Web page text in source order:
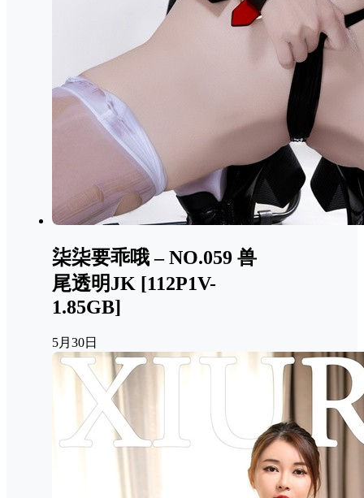
柒柒要乖哦 – NO.059 兽
尾透明JK [112P1V-
1.85GB]
5月30日